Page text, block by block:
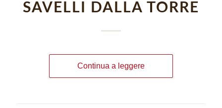
SAVELLI DALLA TORRE
Continua a leggere